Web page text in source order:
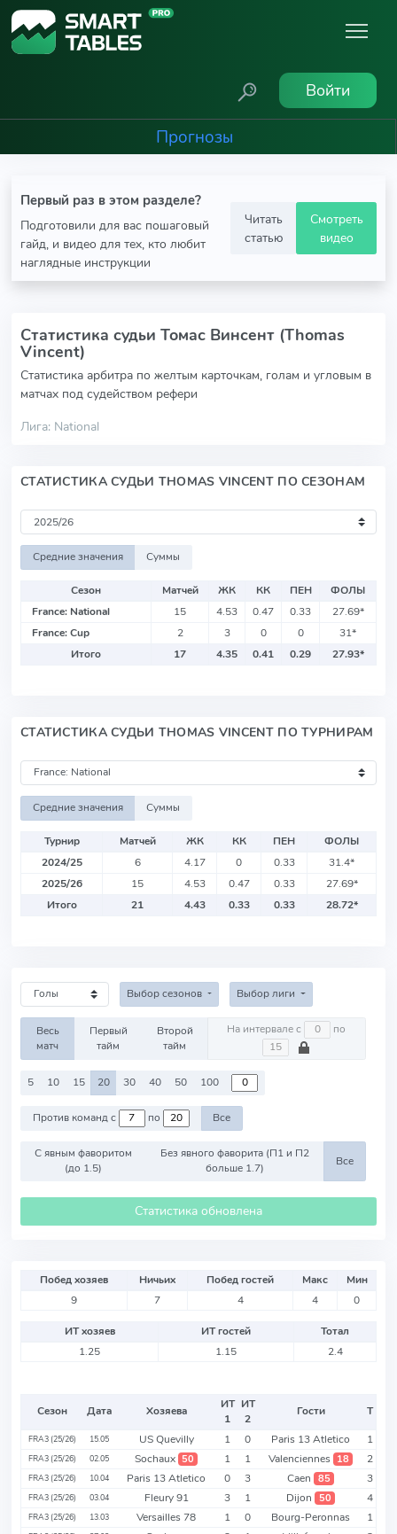
Войти
Прогнозы
Первый раз в этом разделе?
Подготовили для вас пошаговый
гайд, и видео для тех, кто любит
наглядные инструкции
Читать
статью
Смотреть
видео
Статистика судьи Томас Винсент (Thomas
Vincent)
Статистика арбитра по желтым карточкам, голам и угловым в
матчах под судейством рефери
Лига: National
СТАТИСТИКА СУДЬИ THOMAS VINCENT ПО СЕЗОНАМ
Средние значения Суммы
Сезон Матчей ЖК КК ПЕН
ФОЛЫ
France: National
15 4.53 0.47 0.33 27.69*
France: Cup
2 3 0 0 31*
Итого
17 4.35 0.41 0.29 27.93*
СТАТИСТИКА СУДЬИ THOMAS VINCENT ПО ТУРНИРАМ
Средние значения Суммы
Турнир Матчей ЖК КК ПЕН
ФОЛЫ
2024/25
6 4.17 0 0.33 31.4*
2025/26
15 4.53 0.47 0.33 27.69*
Итого
21 4.43 0.33 0.33 28.72*
Выбор сезонов Выбор лиги
Весь
матч
Первый
тайм
Второй
тайм
На интервале с по
5 10 15 20 30 40 50 100
Против команд с по Все
С явным фаворитом
(до 1.5)
Без явного фаворита (П1 и П2
больше 1.7)
Все
Статистика обновлена
Побед хозяев Ничьих Побед гостей Макс
Мин
9
7 4 4 0
ИТ хозяев ИТ гостей
Тотал
1.25
1.15 2.4
Сезон Дата Хозяева
ИТ
1
ИТ
2
Гости Т
FRA3 (25/26) 15.05 US Quevilly 1 0 Paris 13 Atletico 1
FRA3 (25/26) 02.05 Sochaux 50 1 1 Valenciennes 18 2
FRA3 (25/26) 10.04 Paris 13 Atletico 0 3 Caen 85 3
FRA3 (25/26) 03.04 Fleury 91 3 1 Dijon 50 4
FRA3 (25/26) 13.03 Versailles 78 1 0 Bourg-Peronnas 1